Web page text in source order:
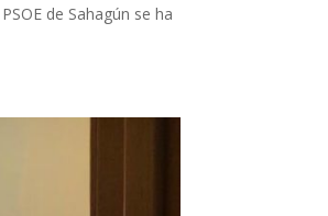
de Sahagún se ha